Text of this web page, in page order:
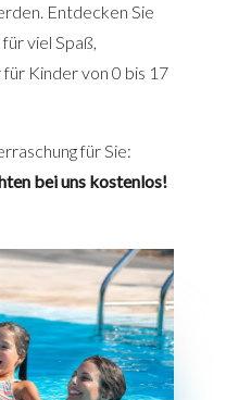
Entdecken Sie
viel Spaß,
Kinder von 0 bis 17
für Sie:
bei uns kostenlos!